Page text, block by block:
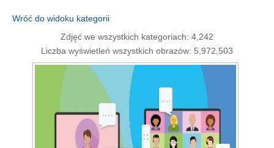
Wróć do widoku kategorii
Zdjęć we wszystkich kategoriach: 4,242
Liczba wyświetleń wszystkich obrazów: 5,972,503